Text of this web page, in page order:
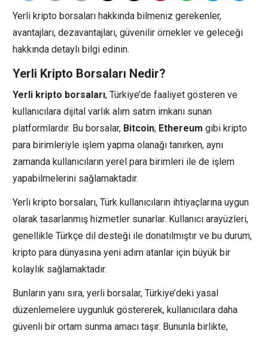
Yerli kripto borsaları hakkında bilmeniz gerekenler,
avantajları, dezavantajları, güvenilir örnekler ve geleceği
hakkında detaylı bilgi edinin.
Yerli Kripto Borsaları Nedir?
Yerli kripto borsaları, Türkiye’de faaliyet gösteren ve
kullanıcılara dijital varlık alım satım imkanı sunan
platformlardır. Bu borsalar, Bitcoin, Ethereum gibi kripto
para birimleriyle işlem yapma olanağı tanırken, aynı
zamanda kullanıcıların yerel para birimleri ile de işlem
yapabilmelerini sağlamaktadır.
Yerli kripto borsaları, Türk kullanıcıların ihtiyaçlarına uygun
olarak tasarlanmış hizmetler sunarlar. Kullanıcı arayüzleri,
genellikle Türkçe dil desteği ile donatılmıştır ve bu durum,
kripto para dünyasına yeni adım atanlar için büyük bir
kolaylık sağlamaktadır.
Bunların yanı sıra, yerli borsalar, Türkiye’deki yasal
düzenlemelere uygunluk göstererek, kullanıcılara daha
güvenli bir ortam sunma amacı taşır. Bununla birlikte,